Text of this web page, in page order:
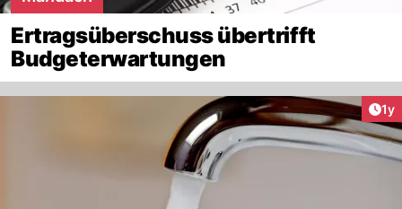
Ertragsüberschuss übertrifft
Budgeterwartungen
1y